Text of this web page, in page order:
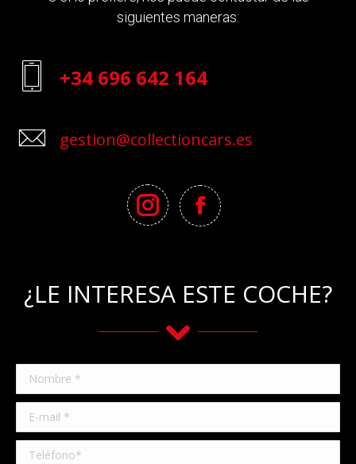
siguientes maneras:
+34 696 642 164
gestion@collectioncars.es
¿LE INTERESA ESTE COCHE?